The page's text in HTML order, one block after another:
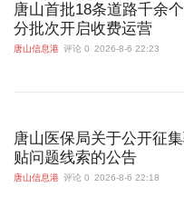
唐山首批18条道路千余
分批次开启收费运营
唐山信息港 评论 0 2026-8-6 22:23
唐山医保局关于公开征
贴问题线索的公告
唐山信息港 评论 0 2026-8-6 22:18